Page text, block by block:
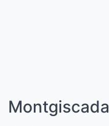
Montgiscada